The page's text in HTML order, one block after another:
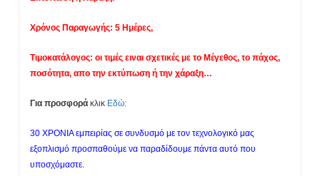
Χρόνος Παραγωγής: 5 Ημέρες,
Τιμοκατάλογος: οι τιμές ειναι σχετικές με το Μέγεθος, το πάχος,
ποσότητα, απο την εκτύπωση ή την χάραξη…
Για προσφορά κλικ Εδώ:
30 ΧΡΟΝΙΑ εμπειρίας σε συνδυσμό με τον τεχνολογικό μας
εξοπλισμό προσπαθούμε να παραδίδουμε πάντα αυτό που
υποσχόμαστε.